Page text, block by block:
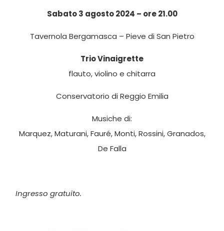
Sabato 3 agosto 2024 – ore 21.00
Tavernola Bergamasca – Pieve di San Pietro
Trio Vinaigrette
flauto, violino e chitarra
Conservatorio di Reggio Emilia
Musiche di:
Marquez, Maturani, Fauré, Monti, Rossini, Granados,
De Falla
Ingresso gratuito.